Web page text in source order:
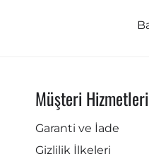
Müşteri Hizmetleri
Garanti ve İade
Gizlilik İlkeleri